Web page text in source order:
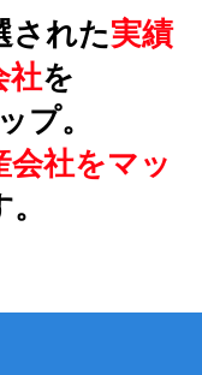
された実績
社を
プ。
会社をマッ